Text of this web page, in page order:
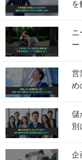
を
ニ
ー
営
め
儲
別
企